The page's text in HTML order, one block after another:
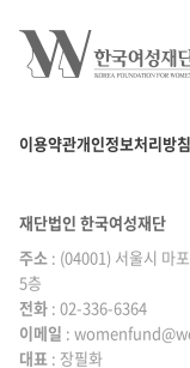
이용약관개인정보처리방침
재단법인 한국여성재단
주소 : (04001) 서울시 마
5층
전화 : 02-336-6364
|
이메일 :
|
대표 : 장필화